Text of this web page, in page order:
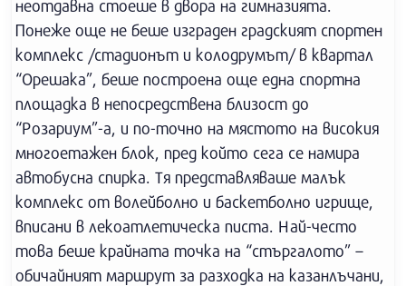
неотдавна стоеше в двора на гимназията.
Понеже още не беше изграден градският спортен
комплекс /стадионът и колодрумът/ в квартал
“Орешака”, беше построена още една спортна
площадка в непосредствена близост до
“Розариум”-а, и по-точно на мястото на високия
многоетажен блок, пред който сега се намира
автобусна спирка. Тя представляваше малък
комплекс от волейболно и баскетболно игрище,
вписани в лекоатлетическа писта. Най-често
това беше крайната точка на “стъргалото” –
обичайният маршрут за разходка на казанлъчани,